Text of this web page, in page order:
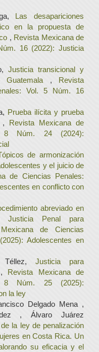
Las desapariciones
en la propuesta de
, Revista Mexicana de
16 (2022): Justicia
Justicia transicional y
Guatemala , Revista
Vol. 5 Núm. 16
Prueba ilícita y prueba
, Revista Mexicana de
8 Núm. 24 (2024):
de armonización
y el juicio de
de Ciencias Penales:
en conflicto con
abreviado en
Penal para
de Ciencias
Adolescentes en
Téllez, Justicia para
, Revista Mexicana de
8 Núm. 25 (2025):
la ley
Delgado Mena ,
, Álvaro Juárez
la ley de penalización
en Costa Rica. Un
su eficacia y el